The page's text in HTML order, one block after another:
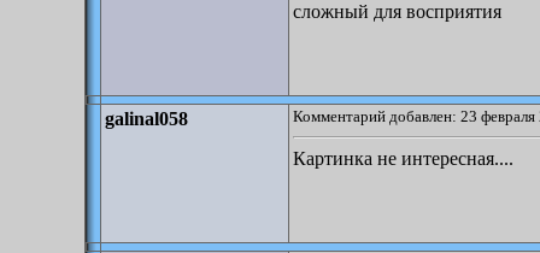
сложный для восприятия
galinal058 Комментарий добавлен: 23
Картинка не интересная....